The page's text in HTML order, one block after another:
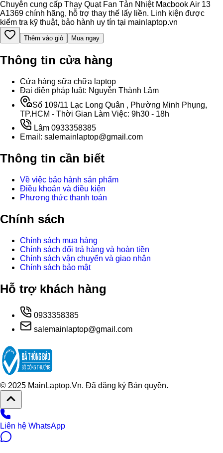
Chuyên cung cấp Thay Quạt Fan Tản Nhiệt Macbook Air 13
A1369 chính hãng, hỗ trợ thay thế lấy liền. Linh kiện được
kiểm tra kỹ thuật, bảo hành uy tín tại mainlaptop.vn
Thêm vào giỏ Mua ngay
Thông tin cửa hàng
Cửa hàng sữa chữa laptop
Đại diện pháp luật: Nguyễn Thành Lâm
Số 109/11 Lạc Long Quân , Phường Minh Phụng,
TP.HCM - Thời Gian Làm Việc: 9h30 - 18h
Lâm 0933358385
Email: salemainlaptop@gmail.com
Thông tin cần biết
Về việc bảo hành sản phẩm
Điều khoản và điều kiện
Phương thức thanh toán
Chính sách
Chính sách mua hàng
Chính sách đổi trả hàng và hoàn tiền
Chính sách vận chuyển và giao nhận
Chính sách bảo mật
Hỗ trợ khách hàng
0933358385
salemainlaptop@gmail.com
© 2025 MainLaptop.Vn. Đã đăng ký Bản quyền.
Liên hệ WhatsApp